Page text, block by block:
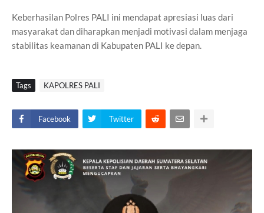
Keberhasilan Polres PALI ini mendapat apresiasi luas dari
masyarakat dan diharapkan menjadi motivasi dalam menjaga
stabilitas keamanan di Kabupaten PALI ke depan.
Tags KAPOLRES PALI
Facebook Twitter